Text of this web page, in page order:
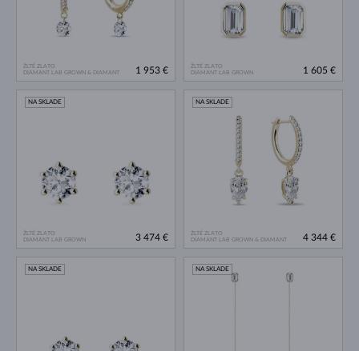
ŽLTÉ ZLATO
DIAMANT LAB GROWN & DIAMANT
1 953 €
ŽLTÉ ZLATO
DIAMANT LAB GROWN
1 605 €
ŽLTÉ ZLATO
DIAMANT LAB GROWN
NA SKLADE
3 474 €
ŽLTÉ ZLATO
DIAMANT LAB GROWN & DIAMANT
NA SKLADE
4 344 €
NA SKLADE NA SKLADE